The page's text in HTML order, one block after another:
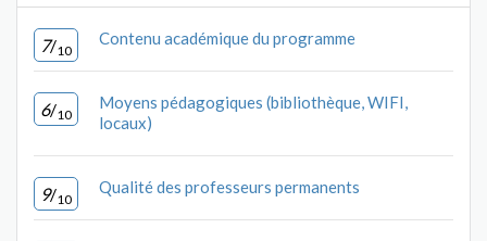
7/10
Contenu académique du programme
6/10
Moyens pédagogiques (bibliothèque, WIFI,
locaux)
9/10
Qualité des professeurs permanents